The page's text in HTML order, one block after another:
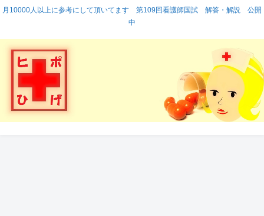
月10000人以上に参考にして頂いてます 第109回看護師国試 解答・解説 公開
中